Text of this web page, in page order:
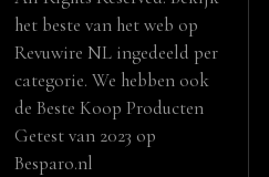
het beste van het web op
Revuwire NL ingedeeld per
categorie. We hebben ook
deBeste Koop Producten
Getest van 2023 op
Besparo.nl